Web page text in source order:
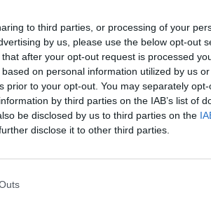
to third parties, or processing of your
by us, please use the below opt-out
after your opt-out request is processed
on personal information utilized by us
prior to your opt-out. You may separately
by third parties on the IAB’s list of
be disclosed by us to third parties on the
disclose it to other third parties.
ra csökkent a
nagy fiókbezárási hullám tavaly
a szektor egészéé viszont
idén azonban nagy robbanás
létszámukról és
banki szereplőket.
a Portfolio Hitelezés 2023
előtt érdemes kitérni az elmúlt